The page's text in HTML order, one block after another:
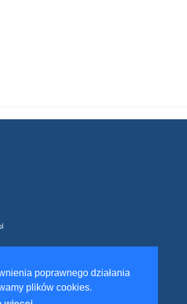
poprawnego działania
plików cookies.